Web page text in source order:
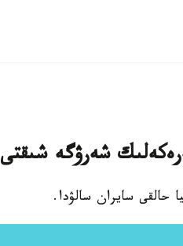
شەرۋگە شىقتى
حالقى سايران سالۋدا.